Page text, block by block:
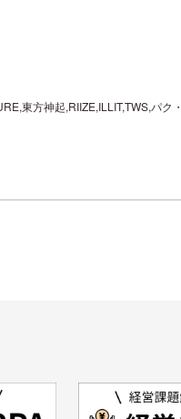
東方神起,RIIZE,ILLIT,TWS,パク